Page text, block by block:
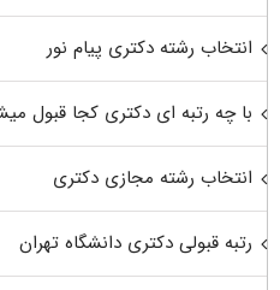
انتخاب رشته دکتری پیام نور
با چه رتبه ای دکتری کجا قبول
انتخاب رشته مجازی دکتری
رتبه قبولی دکتری دانشگاه تهران